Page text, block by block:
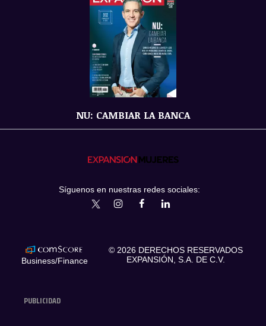
NU: CAMBIAR LA BANCA
PUBLICIDAD
Síguenos en nuestras redes sociales:
expansionmxExpansionMex
Business/Finance
© 2026 DERECHOS RESERVADOS
EXPANSIÓN, S.A. DE C.V.